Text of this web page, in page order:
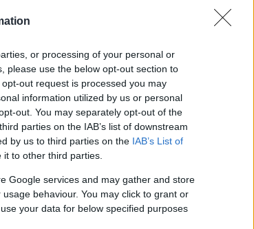
or processing of your personal or
please use the below opt-out section to
out request is processed you may
information utilized by us or personal
out. You may separately opt-out of the
parties on the IAB’s list of downstream
by us to third parties on the IAB’s List of
to other third parties.
Google services and may gather and store
behaviour. You may click to grant or
your data for below specified purposes
του Ντόναλντ
και όποιον έχουμε